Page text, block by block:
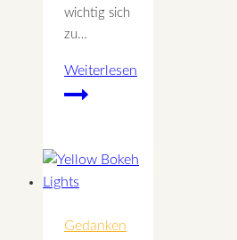
wichtig sich
zu…
Weiterlesen
Romantik
Gedanken